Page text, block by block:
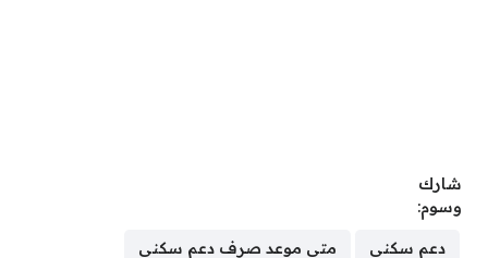
شارك
وسوم:
دعم سكني متى موعد صرف دعم سكني